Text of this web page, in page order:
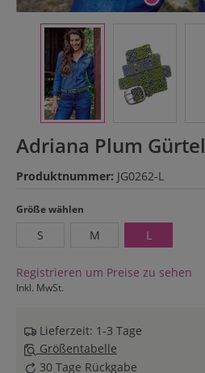
Adriana Plum Gürtel
Produktnummer: JG0262-L
Größe wählen
S
M L
Registrieren um Preise zu sehen
Inkl. MwSt.
Lieferzeit: 1-3 Tage
Größentabelle
30 Tage Rückgabe